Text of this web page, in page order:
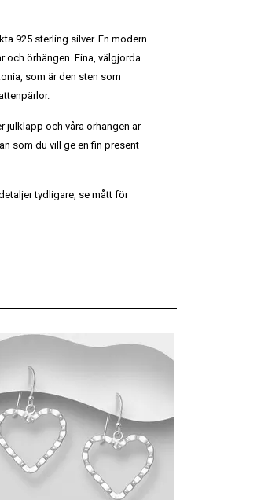
925 sterling silver. En modern
och örhängen. Fina, välgjorda
som är den sten som
julklapp och våra örhängen är
som du vill ge en fin present
tydligare, se mått för